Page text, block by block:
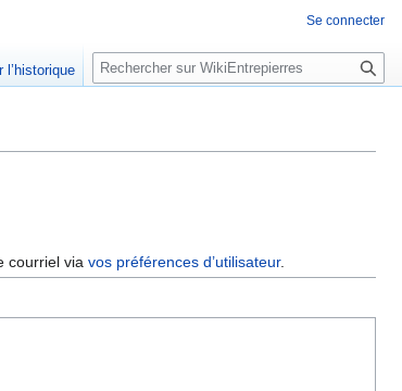
courriel viavos préférences d’utilisateur.
Se connecter
l’historique
R
e
e
e